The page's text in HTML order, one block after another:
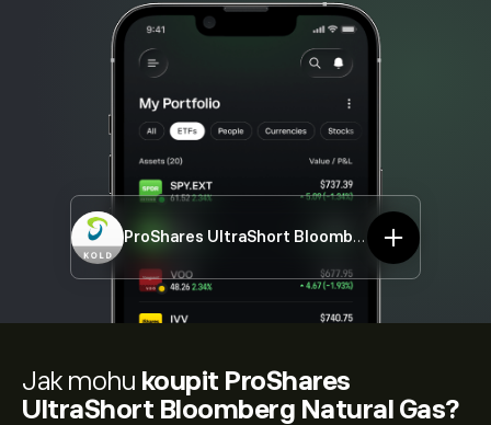
ProShares UltraShort Bloomberg Natural Gas
Jak mohu koupit ProShares
UltraShort Bloomberg Natural Gas?